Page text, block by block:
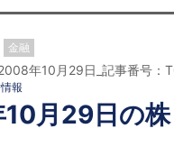
ング
金融
年10月29日_記事番号：
報
月29日の